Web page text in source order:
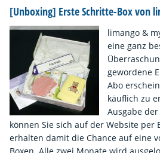
[Unboxing] Erste Schritte-Box von
limango &
eine ganz
gewordene
Abo
käuflich zu
Ausgabe
können Sie sich auf der Website per
erhalten damit die Chance auf eine